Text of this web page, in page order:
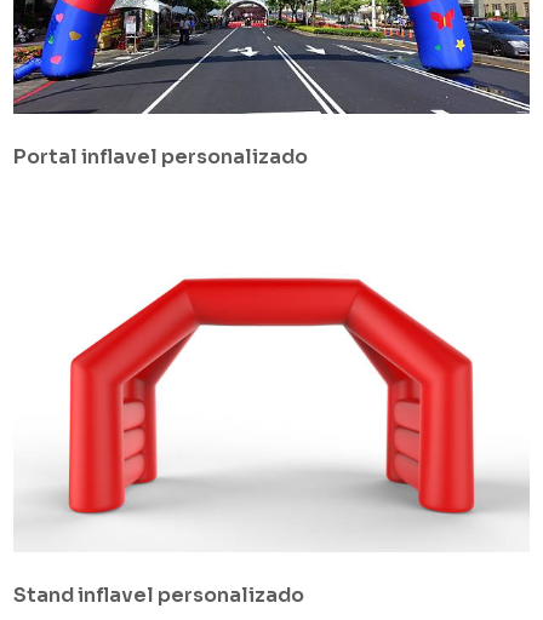
Portal inflavel personalizado
Stand inflavel personalizado